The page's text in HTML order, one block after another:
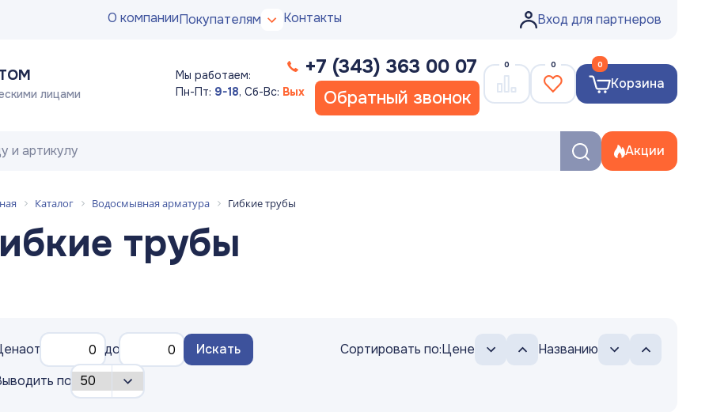
О компанииПокупателям Контакты Вход для партнеров
лицами
Мы работаем:
Пн-Пт: 9-18, Сб-Вс: Вых
+7 (343) 363 00 07
Обратный звонок
0 0
Корзина
0
Акции
Каталог Водосмывная арматура Гибкие трубы
трубы
от до Искать Сортировать по:Цене
Названию
по